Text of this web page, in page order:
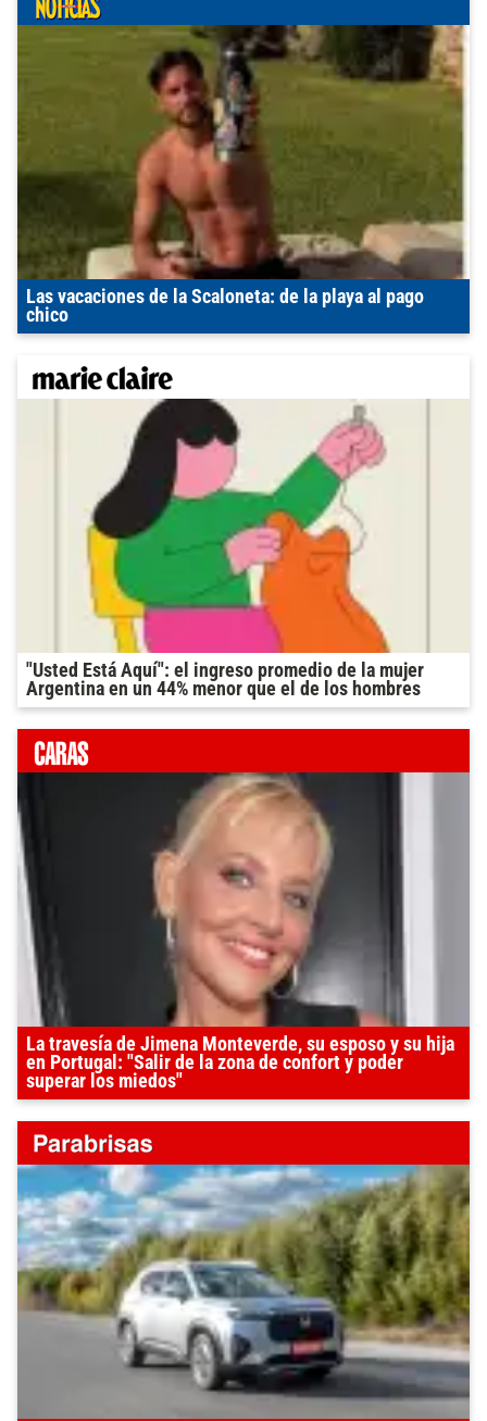
Las vacaciones de la Scaloneta: de la playa al pago
chico
"Usted Está Aquí": el ingreso promedio de la mujer
Argentina en un 44% menor que el de los hombres
La travesía de Jimena Monteverde, su esposo y su hija
en Portugal: "Salir de la zona de confort y poder
superar los miedos"